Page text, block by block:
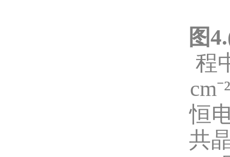
图4.
程
cm⁻²
恒
共